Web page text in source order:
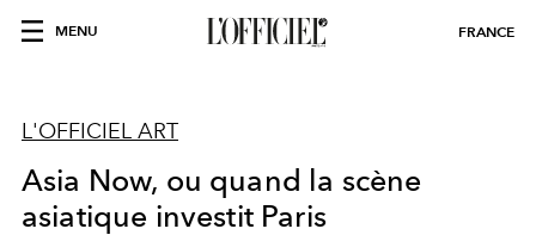
MENU FRANCE
L'OFFICIEL ART
Asia Now, ou quand la scène
asiatique investit Paris